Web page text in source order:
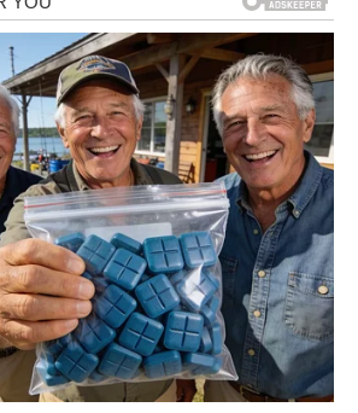
ka inovacijama, kreativnim rješenjima
rada.
ili projekti koji djeluju neobično,
uspjeh.
dolazi do izražaja više nego ikada.